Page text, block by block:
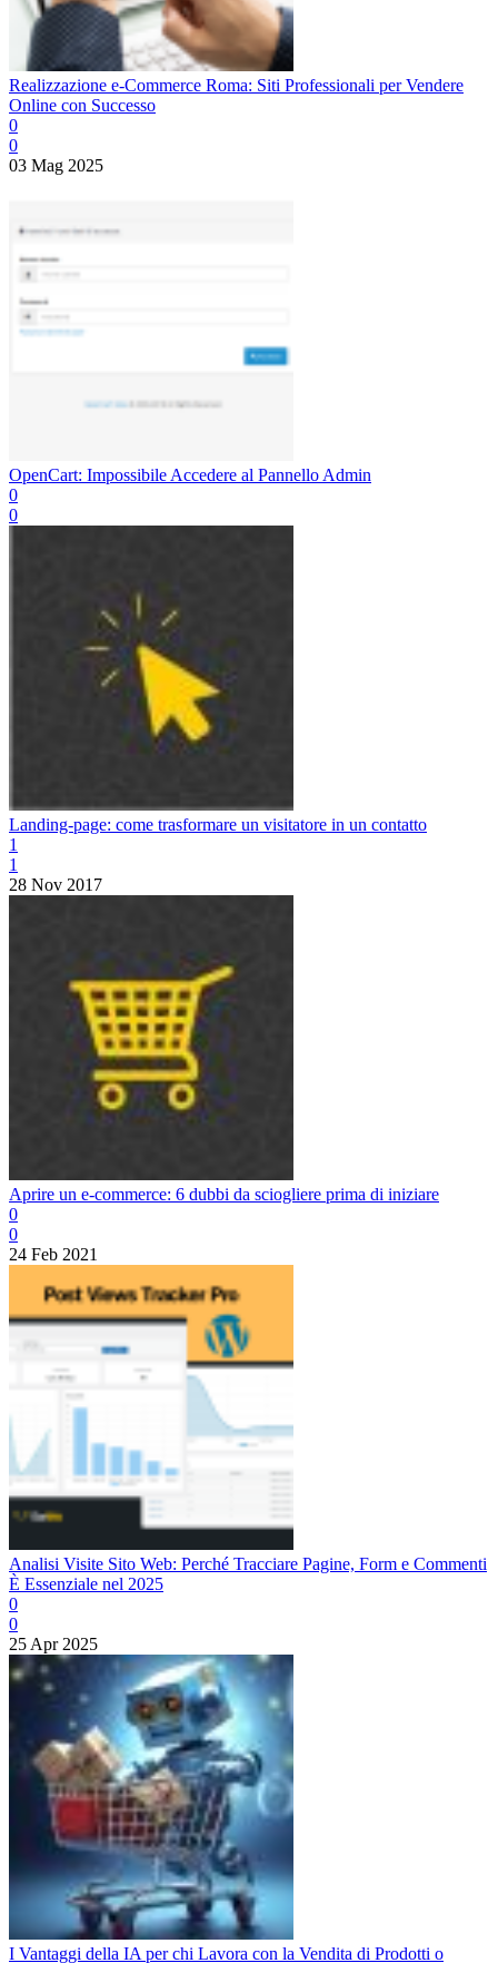
Realizzazione e-Commerce Roma: Siti Professionali per Vendere
Online con Successo
0
0
03 Mag 2025
OpenCart: Impossibile Accedere al Pannello Admin
0
0
Landing-page: come trasformare un visitatore in un contatto
1
1
28 Nov 2017
Aprire un e-commerce: 6 dubbi da sciogliere prima di iniziare
0
0
24 Feb 2021
Analisi Visite Sito Web: Perché Tracciare Pagine, Form e Commenti
È Essenziale nel 2025
0
0
25 Apr 2025
I Vantaggi della IA per chi Lavora con la Vendita di Prodotti o